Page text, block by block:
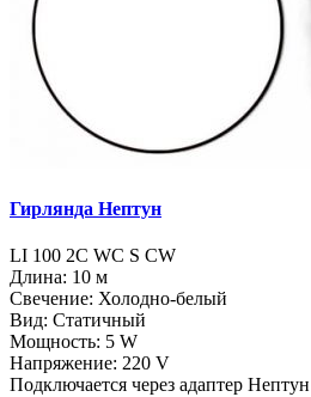
Гирлянда Нептун
LI 100 2C WC S CW
Длина: 10 м
Свечение: Холодно-белый
Вид: Статичный
Мощность: 5 W
Напряжение: 220 V
Подключается через адаптер Нептун